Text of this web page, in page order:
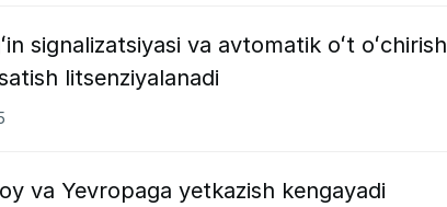
signalizatsiyasi va avtomatik oʻt oʻchirish
litsenziyalanadi
va Yevropaga yetkazish kengayadi